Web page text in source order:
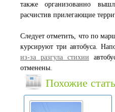
также организованно
расчистив прилегающие
Следует отметить, что по
курсируют три автобуса.
из-за разгула стихии
отменены.
Похожие